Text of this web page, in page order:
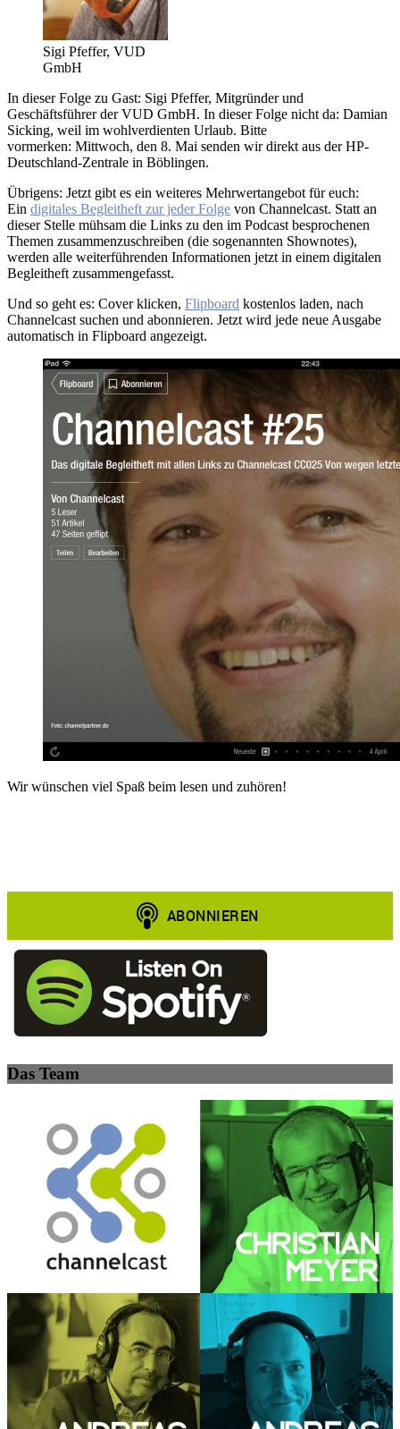
Sigi Pfeffer, VUD
GmbH
In dieser Folge zu Gast: Sigi Pfeffer, Mitgründer und
Geschäftsführer der VUD GmbH. In dieser Folge nicht da: Damian
Sicking, weil im wohlverdienten Urlaub. Bitte
vormerken: Mittwoch, den 8. Mai senden wir direkt aus der HP-
Deutschland-Zentrale in Böblingen.
Übrigens: Jetzt gibt es ein weiteres Mehrwertangebot für euch:
Ein digitales Begleitheft zur jeder Folge von Channelcast. Statt an
dieser Stelle mühsam die Links zu den im Podcast besprochenen
Themen zusammenzuschreiben (die sogenannten Shownotes),
werden alle weiterführenden Informationen jetzt in einem digitalen
Begleitheft zusammengefasst.
Und so geht es: Cover klicken, Flipboard kostenlos laden, nach
Channelcast suchen und abonnieren. Jetzt wird jede neue Ausgabe
automatisch in Flipboard angezeigt.
Wir wünschen viel Spaß beim lesen und zuhören!
Das Team